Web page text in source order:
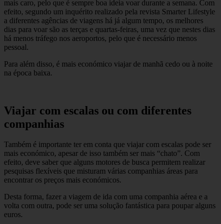
mais caro, pelo que é sempre boa ideia voar durante a semana. Com
efeito, segundo um inquérito realizado pela revista Smarter Lifestyle
a diferentes agências de viagens há já algum tempo, os melhores
dias para voar são as terças e quartas-feiras, uma vez que nestes dias
há menos tráfego nos aeroportos, pelo que é necessário menos
pessoal.
Para além disso, é mais económico viajar de manhã cedo ou à noite
na época baixa.
Viajar com escalas ou com diferentes
companhias
Também é importante ter em conta que viajar com escalas pode ser
mais económico, apesar de isso também ser mais “chato”. Com
efeito, deve saber que alguns motores de busca permitem realizar
pesquisas flexíveis que misturam várias companhias áreas para
encontrar os preços mais económicos.
Desta forma, fazer a viagem de ida com uma companhia aérea e a
volta com outra, pode ser uma solução fantástica para poupar alguns
euros.